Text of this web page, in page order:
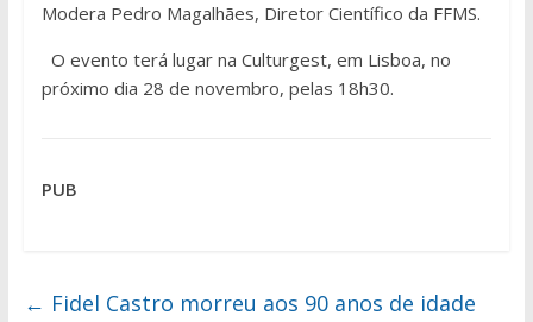
Modera Pedro Magalhães, Diretor Científico da FFMS.
O evento terá lugar na Culturgest, em Lisboa, no
próximo dia 28 de novembro, pelas 18h30.
PUB
← Fidel Castro morreu aos 90 anos de idade